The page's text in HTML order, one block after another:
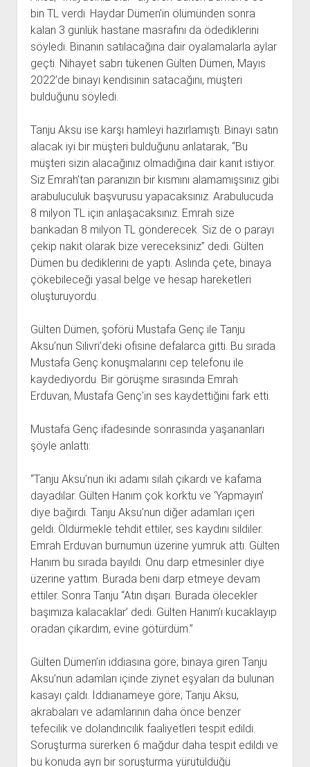
bin TL verdi. Haydar Dümen’in ölümünden sonra
kalan 3 günlük hastane masrafını da ödediklerini
söyledi. Binanın satılacağına dair oyalamalarla aylar
geçti. Nihayet sabrı tükenen Gülten Dümen, Mayıs
2022’de binayı kendisinin satacağını, müşteri
bulduğunu söyledi.
Tanju Aksu ise karşı hamleyi hazırlamıştı. Binayı satın
alacak iyi bir müşteri bulduğunu anlatarak, “Bu
müşteri sizin alacağınız olmadığına dair kanıt istiyor.
Siz Emrah’tan paranızın bir kısmını alamamışsınız gibi
arabuluculuk başvurusu yapacaksınız. Arabulucuda
8 milyon TL için anlaşacaksınız. Emrah size
bankadan 8 milyon TL gönderecek. Siz de o parayı
çekip nakit olarak bize vereceksiniz” dedi. Gülten
Dümen bu dediklerini de yaptı. Aslında çete, binaya
çökebileceği yasal belge ve hesap hareketleri
oluşturuyordu.
Gülten Dümen, şoförü Mustafa Genç ile Tanju
Aksu’nun Silivri’deki ofisine defalarca gitti. Bu sırada
Mustafa Genç konuşmalarını cep telefonu ile
kaydediyordu. Bir görüşme sırasında Emrah
Erduvan, Mustafa Genç’in ses kaydettiğini fark etti.
Mustafa Genç ifadesinde sonrasında yaşananları
şöyle anlattı:
“Tanju Aksu’nun iki adamı silah çıkardı ve kafama
dayadılar. Gülten Hanım çok korktu ve ‘Yapmayın’
diye bağırdı. Tanju Aksu’nun diğer adamları içeri
geldi. Öldürmekle tehdit ettiler, ses kaydını sildiler.
Emrah Erduvan burnumun üzerine yumruk attı. Gülten
Hanım bu sırada bayıldı. Onu darp etmesinler diye
üzerine yattım. Burada beni darp etmeye devam
ettiler. Sonra Tanju “Atın dışarı. Burada ölecekler
başımıza kalacaklar’ dedi. Gülten Hanım’ı kucaklayıp
oradan çıkardım, evine götürdüm.”
Gülten Dümen’in iddiasına göre; binaya giren Tanju
Aksu’nun adamları içinde ziynet eşyaları da bulunan
kasayı çaldı. İddianameye göre; Tanju Aksu,
akrabaları ve adamlarının daha önce benzer
tefecilik ve dolandırıcılık faaliyetleri tespit edildi.
Soruşturma sürerken 6 mağdur daha tespit edildi ve
bu konuda ayrı bir soruşturma yürütüldüğü